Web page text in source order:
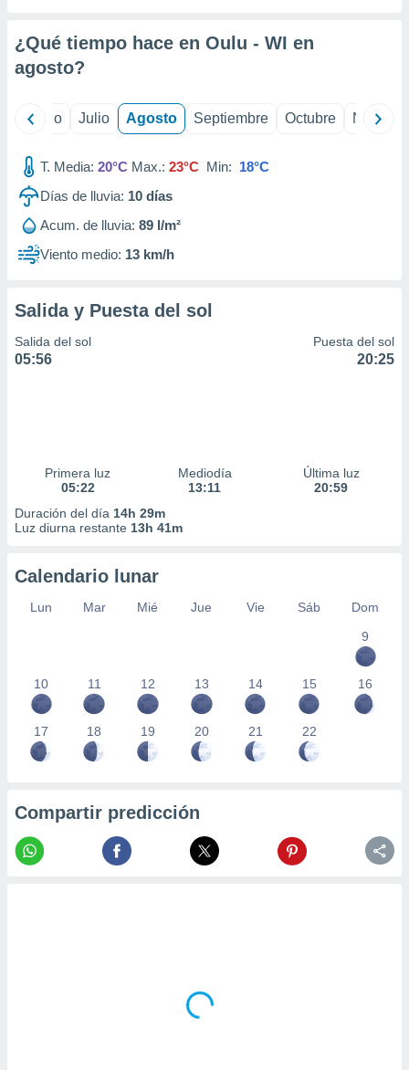
e
mediante
publicidad
publicidad
de
1199
¿Qué tiempo hace en Oulu - WI en
agosto?
Junio Julio Agosto Septiembre Octubre
T. Media: 20°C Max.: 23°C Min: 18°C
Días de lluvia: 10 días
Acum. de lluvia: 89 l/m²
Viento medio: 13 km/h
Salida y Puesta del sol
Salida del sol
05:56
Puesta del sol
20:25
Primera luz
05:22
Mediodía
13:11
Última luz
20:59
Duración del día 14h 29m
Luz diurna restante 13h 41m
Calendario lunar
Lun Mar Mié Jue Vie Sáb
Dom
9
10 11 12 13 14 15 16
17 18 19 20 21 22
Compartir predicción